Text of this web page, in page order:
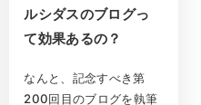
ルシダスのブログっ
て効果あるの？
なんと、記念すべき第
200回目のブログを執筆